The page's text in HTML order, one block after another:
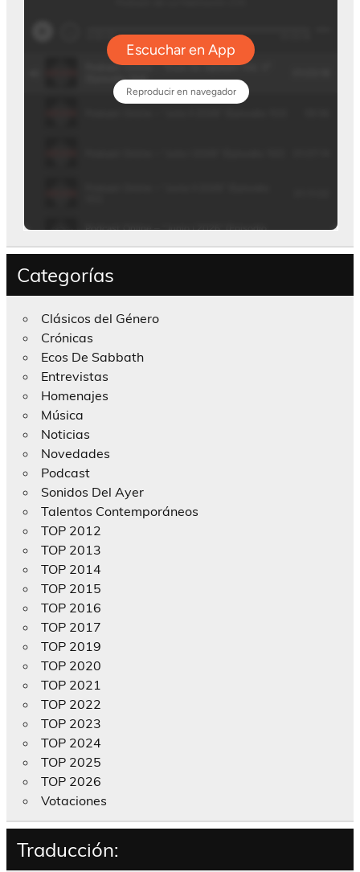
Categorías
Clásicos del Género
Crónicas
Ecos De Sabbath
Entrevistas
Homenajes
Música
Noticias
Novedades
Podcast
Sonidos Del Ayer
Talentos Contemporáneos
TOP 2012
TOP 2013
TOP 2014
TOP 2015
TOP 2016
TOP 2017
TOP 2019
TOP 2020
TOP 2021
TOP 2022
TOP 2023
TOP 2024
TOP 2025
TOP 2026
Votaciones
Traducción: